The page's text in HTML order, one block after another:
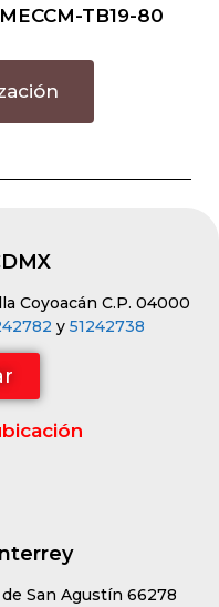
TB19-80
Coyoacán C.P. 04000
y 51242738
San Agustín 66278